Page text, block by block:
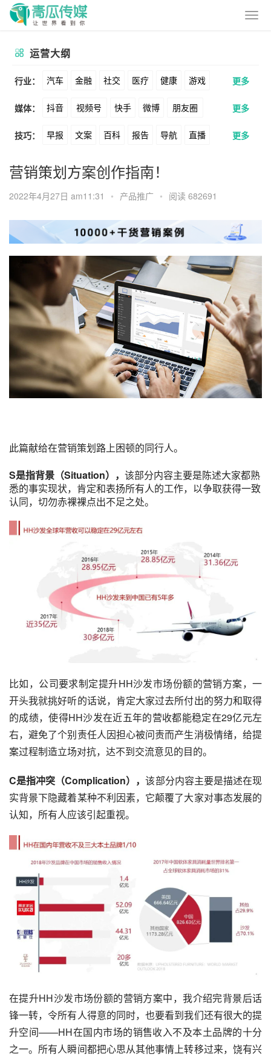
运营大纲
行业： 汽车 金融 社交 医疗 健康 游戏
动漫 美妆 美食 家装 教育 婚纱
酒旅 母婴 宠物 文娱 跨境 科技
广告 元宇宙 房地产
更多
媒体： 抖音 视频号 快手 微博 朋友圈
公众号 B站 小红书 头条 知乎
Soul 360 百度 搜狗
美图 最右 神马 谷歌 Facebook
Tiktok YouTube Yahoo Bing
更多
技巧： 早报 文案 百科 报告 导航 直播
卖货 脚本 话术 电商
涨粉 广告 推广 方案 策划 案例
数据 拉新 活动 用户 海外
更多
营销策划方案创作指南！
2022年4月27日 am11:31 • 产品推广 • 阅读 682691
此篇献给在营销策划路上困顿的同行人。
S是指背景（Situation）， 该部分内容主要是陈述大家都熟
悉的事实现状，肯定和表扬所有人的工作，以争取获得一致
认同，切勿赤裸裸点出不足之处。
比如，公司要求制定提升HH沙发市场份额的营销方案，一
开头我就挑好听的话说，肯定大家过去所付出的努力和取得
的成绩，使得HH沙发在近五年的营收都能稳定在29亿元左
右，避免了个别责任人因担心被问责而产生消极情绪，给提
案过程制造立场对抗，达不到交流意见的目的。
C是指冲突（Complication），该部分内容主要是描述在现
实背景下隐藏着某种不利因素，它颠覆了大家对事态发展的
认知，所有人应该引起重视。
在提升HH沙发市场份额的营销方案中，我介绍完背景后话
锋一转，令所有人得意的同时，也要看到我们还有很大的提
升空间——HH在国内市场的销售收入不及本土品牌的十分
之一。所有人瞬间都把心思从其他事情上转移过来，饶有兴